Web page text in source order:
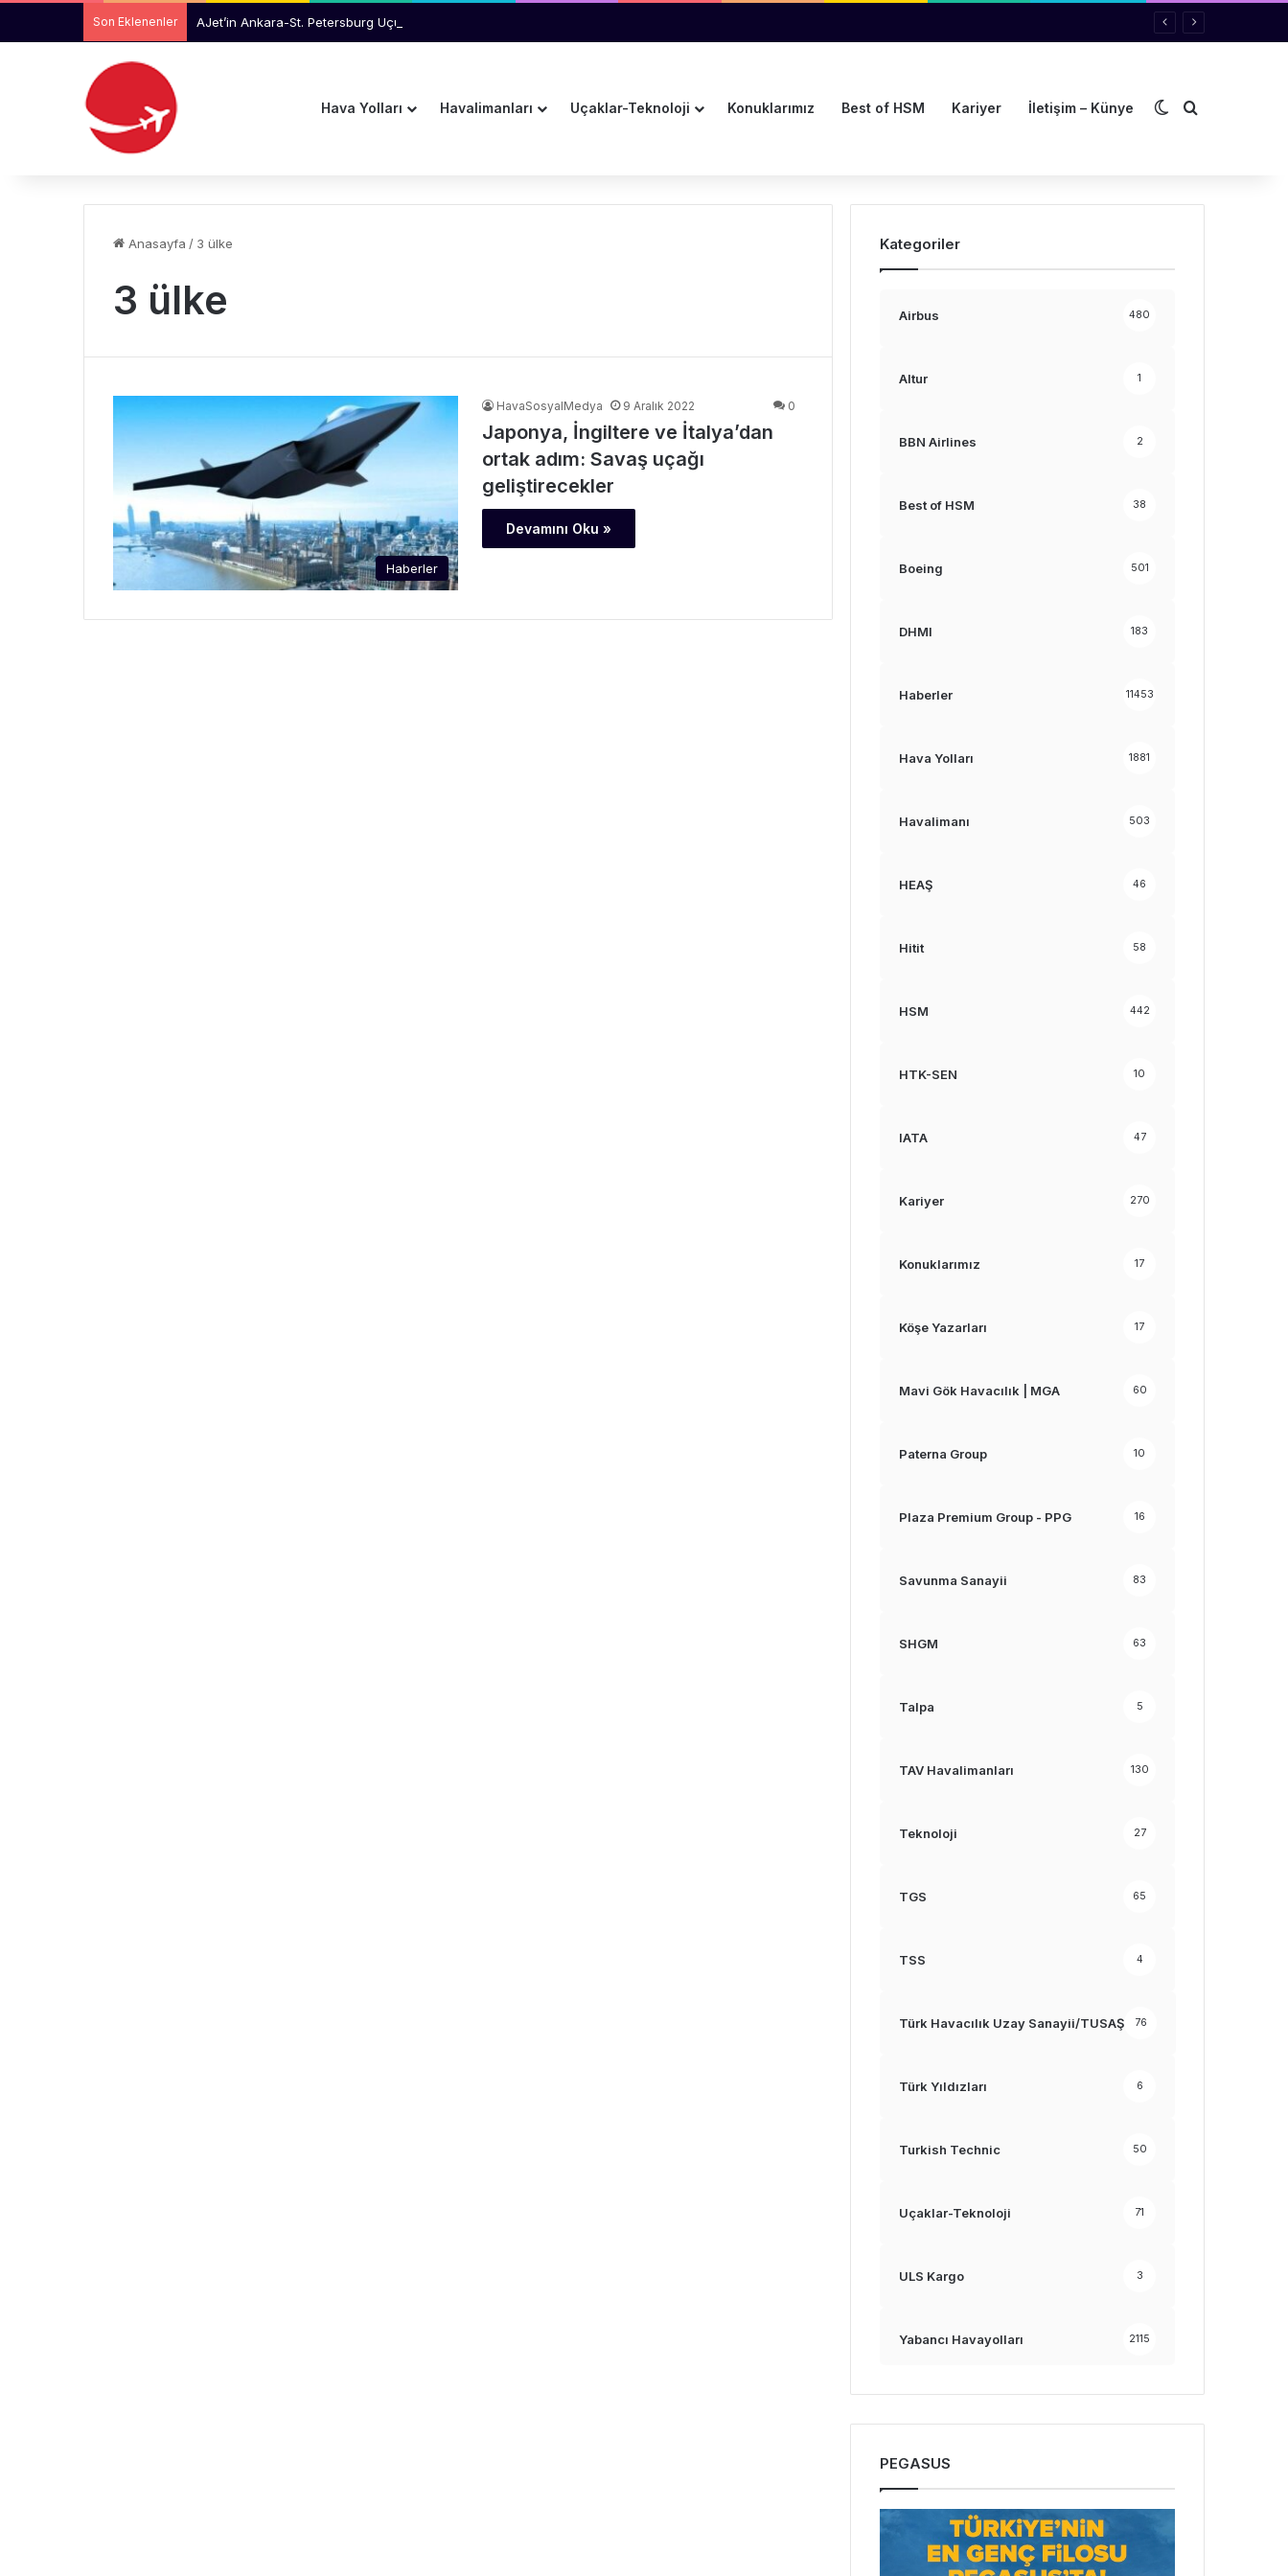
Son Eklenenler AJet’in Ankara-St. Petersburg Uçuşlarına Pulkovo Havalimanı’ndan Tanıtım Desteği
Hava Yolları Havalimanları Uçaklar-Teknoloji Konuklarımız Best of HSM Kariyer İletişim – Künye Dış görünümü
Arama yap
Anasayfa / 3 ülke
3 ülke
Haberler
HavaSosyalMedya 9 Aralık 2022 0
Japonya, İngiltere ve İtalya’dan
ortak adım: Savaş uçağı
geliştirecekler
Devamını Oku »
Kategoriler
Airbus 480
Altur 1
BBN Airlines 2
Best of HSM 38
Boeing 501
DHMI 183
Haberler 11453
Hava Yolları 1881
Havalimanı 503
HEAŞ 46
Hitit 58
HSM 442
HTK-SEN 10
IATA 47
Kariyer 270
Konuklarımız 17
Köşe Yazarları 17
Mavi Gök Havacılık | MGA 60
Paterna Group 10
Plaza Premium Group - PPG 16
Savunma Sanayii 83
SHGM 63
Talpa 5
TAV Havalimanları 130
Teknoloji 27
TGS 65
TSS 4
Türk Havacılık Uzay Sanayii/TUSAŞ 76
Türk Yıldızları 6
Turkish Technic 50
Uçaklar-Teknoloji 71
ULS Kargo 3
Yabancı Havayolları 2115
PEGASUS